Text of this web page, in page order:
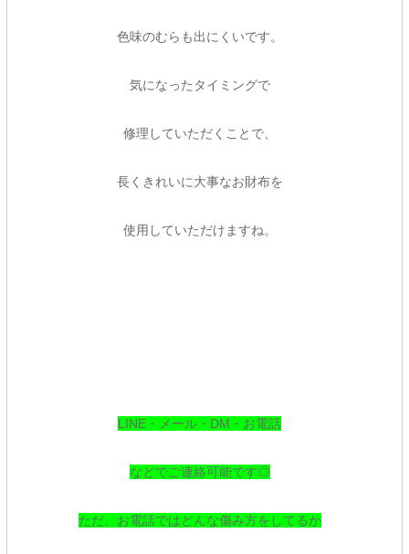
色味のむらも出にくいです。
気になったタイミングで
修理していただくことで、
長くきれいに大事なお財布を
使用していただけますね。
LINE・メール・DM・お電話
などでご連絡可能です◎
ただ、お電話ではどんな傷み方をしてるか